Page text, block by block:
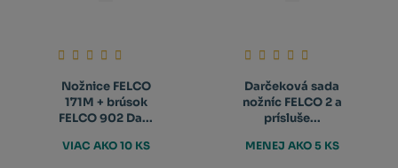
Nožnice FELCO
171M + brúsok
FELCO 902 Da...
VIAC AKO 10 KS
Darčeková sada
nožníc FELCO 2 a
prísluše...
MENEJ AKO 5 KS